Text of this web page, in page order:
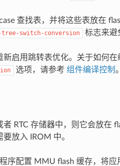
查找表，并将这些表放在
switch-conversion 标志来避
启用跳转表优化。关于如何
选项，请参考 组件编译控制 。
RTC 存储器中，则它会放在
放入 IROM 中。
序配置 MMU flash 缓存，将应